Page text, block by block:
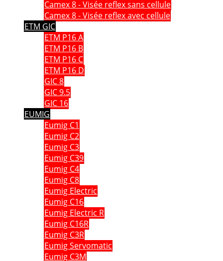
Camex 8 - Visée reflex sans cellule
Camex 8 - Visée reflex avec cellule
ETM GIC
ETM P16 A
ETM P16 B
ETM P16 C
ETM P16 D
GIC 8
GIC 9.5
GIC 16
EUMIG
Eumig C1
Eumig C2
Eumig C3
Eumig C39
Eumig C4
Eumig C8
Eumig Electric
Eumig C16
Eumig Electric R
Eumig C16R
Eumig C3R
Eumig Servomatic
Eumig C3M